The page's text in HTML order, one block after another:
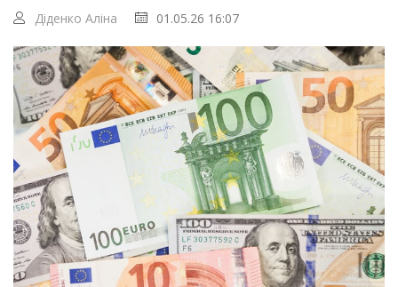
Діденко Аліна 01.05.26 16:07